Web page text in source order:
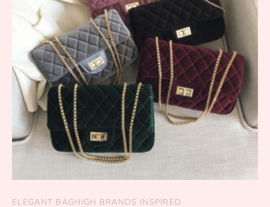
ELEGANT BAGHIGH BRANDS INSPIRED